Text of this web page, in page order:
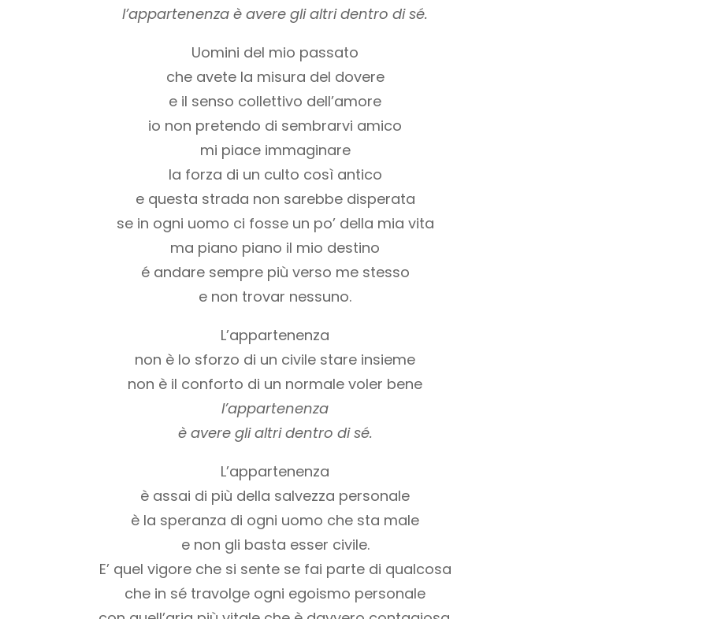
l’appartenenza è avere gli altri dentro di sé.
Uomini del mio passato
che avete la misura del dovere
e il senso collettivo dell’amore
io non pretendo di sembrarvi amico
mi piace immaginare
la forza di un culto così antico
e questa strada non sarebbe disperata
se in ogni uomo ci fosse un po’ della mia vita
ma piano piano il mio destino
é andare sempre più verso me stesso
e non trovar nessuno.
L’appartenenza
non è lo sforzo di un civile stare insieme
non è il conforto di un normale voler bene
l’appartenenza
è avere gli altri dentro di sé.
L’appartenenza
è assai di più della salvezza personale
è la speranza di ogni uomo che sta male
e non gli basta esser civile.
E’ quel vigore che si sente se fai parte di qualcosa
che in sé travolge ogni egoismo personale